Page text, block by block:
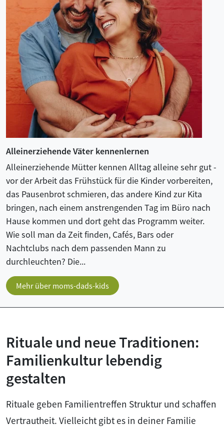
Alleinerziehende Väter kennenlernen
Alleinerziehende Mütter kennen Alltag alleine sehr gut -
vor der Arbeit das Frühstück für die Kinder vorbereiten,
das Pausenbrot schmieren, das andere Kind zur Kita
bringen, nach einem anstrengenden Tag im Büro nach
Hause kommen und dort geht das Programm weiter.
Wie soll man da Zeit finden, Cafés, Bars oder
Nachtclubs nach dem passenden Mann zu
durchleuchten? Die...
Mehr über moms-dads-kids
Rituale und neue Traditionen:
Familienkultur lebendig
gestalten
Rituale geben Familientreffen Struktur und schaffen
Vertrautheit. Vielleicht gibt es in deiner Familie